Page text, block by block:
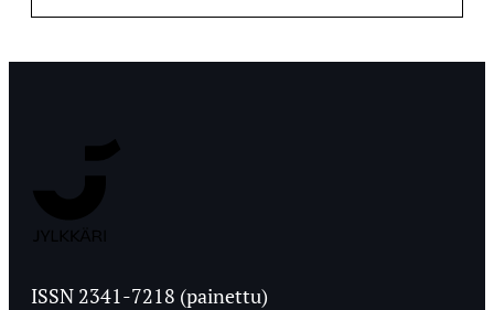
Ylioppilaslehti
ISSN 2341-7218 (painettu)